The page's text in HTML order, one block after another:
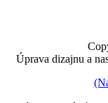
Úprava dizajnu a